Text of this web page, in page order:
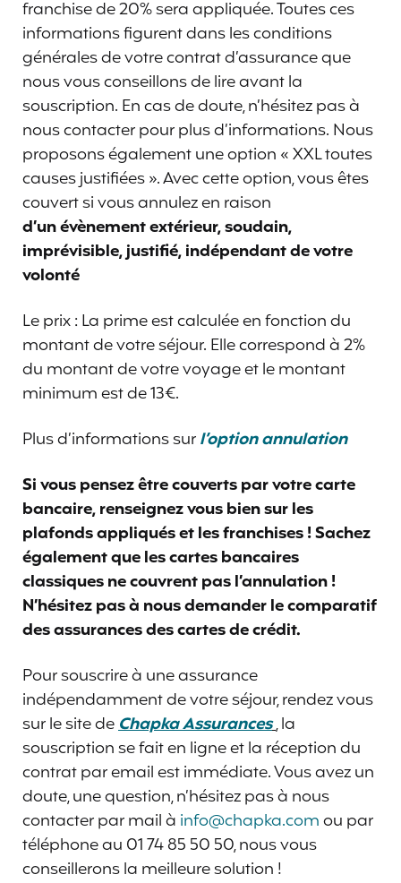
franchise de 20% sera appliquée. Toutes ces
informations figurent dans les conditions
générales de votre contrat d’assurance que
nous vous conseillons de lire avant la
souscription. En cas de doute, n’hésitez pas à
nous contacter pour plus d’informations. Nous
proposons également une option « XXL toutes
causes justifiées ». Avec cette option, vous êtes
couvert si vous annulez en raison
d’un évènement extérieur, soudain,
imprévisible, justifié, indépendant de votre
volonté
Le prix : La prime est calculée en fonction du
montant de votre séjour. Elle correspond à 2%
du montant de votre voyage et le montant
minimum est de 13€.
Plus d’informations surl’option annulation
Si vous pensez être couverts par votre carte
bancaire, renseignez vous bien sur les
plafonds appliqués et les franchises ! Sachez
également que les cartes bancaires
classiques ne couvrent pas l’annulation !
N’hésitez pas à nous demander le comparatif
des assurances des cartes de crédit.
Pour souscrire à une assurance
indépendamment de votre séjour, rendez vous
sur le site deChapka Assurances,la
souscription se fait en ligne et la réception du
contrat par email est immédiate. Vous avez un
doute, une question, n’hésitez pas à nous
contacter par mail à info@chapka.comou par
téléphone au 01 74 85 50 50, nous vous
conseillerons la meilleure solution !